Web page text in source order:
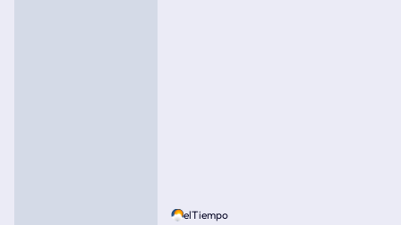
elTiempo